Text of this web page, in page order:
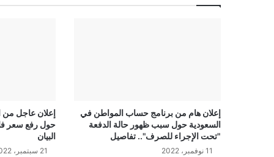
إعلان هام من برنامج حساب المواطن في
السعودية حول سبب ظهور حالة الدفعة
"تحت الإجراء للصرف".. تفاصيل
11 نوفمبر، 2022
إعلان عاجل من
حول رفع سعر
البيان
21 سبتمبر، 2022